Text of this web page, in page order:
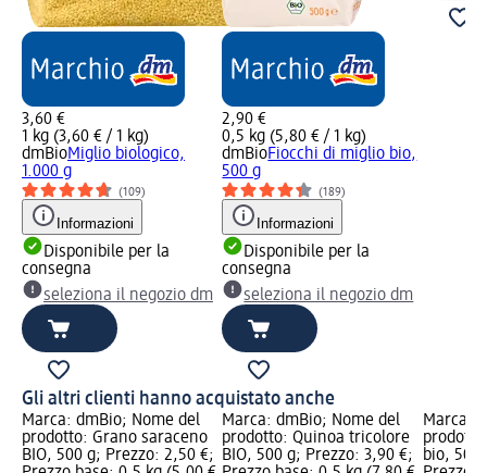
3,60 €
1 kg (3,60 € / 1 kg)
dmBioMiglio biologico,
1.000 g
(109)
Informazioni
Disponibile per la
consegna
seleziona il negozio dm
2,90 €
0,5 kg (5,80 € / 1 kg)
dmBioFiocchi di miglio bio,
500 g
(189)
Informazioni
Disponibile per la
consegna
seleziona il negozio dm
Gli altri clienti hanno acquistato anche
Marca: dmBio; Nome del
prodotto: Grano saraceno
BIO, 500 g; Prezzo: 2,50 €;
Marca: dmBio; Nome del
prodotto: Quinoa tricolore
BIO, 500 g; Prezzo: 3,90 €;
Marca:
bio, 500